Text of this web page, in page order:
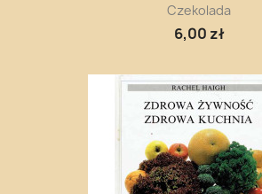
Czekolada
6,00 zł